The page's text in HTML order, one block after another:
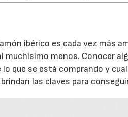
ibérico es cada vez más
muchísimo menos. Conocer
que se está comprando y
brindan las claves para